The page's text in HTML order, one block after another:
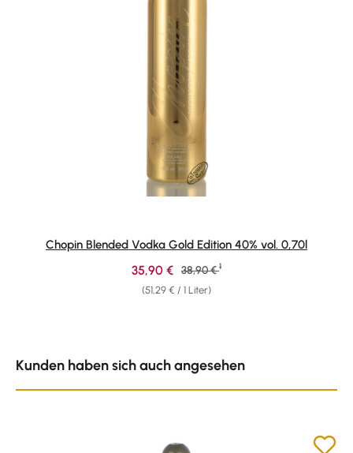
Chopin Blended Vodka Gold Edition 40% vol. 0,70l
(51,29 € / 1 Liter)
Verkaufspreis:
35,90 € Regulärer Preis:
38,90 € 1
Kunden haben sich auch angesehen